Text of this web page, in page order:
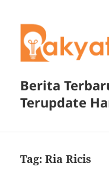
Berita
Terupdate
Tag:Ria Ricis